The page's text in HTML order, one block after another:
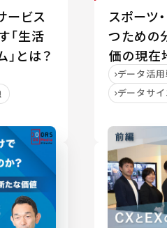
ービス
「生活
とは？
スポーツ
つための
価の現在
データ活
データサ